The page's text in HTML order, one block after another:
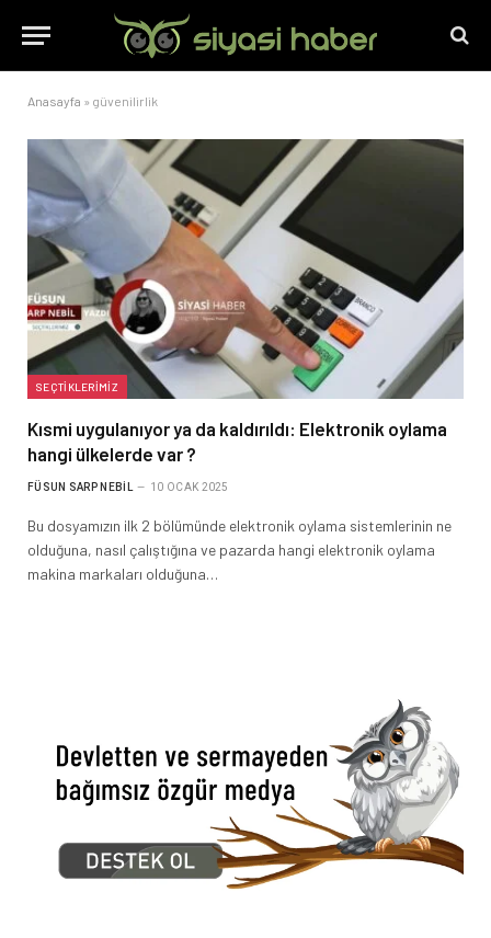
Anasayfa » güvenilirlik
SEÇTIKLERIMIZ
Kısmi uygulanıyor ya da kaldırıldı: Elektronik oylama
hangi ülkelerde var ?
FÜSUN SARP NEBIL 10 OCAK 2025
Bu dosyamızın ilk 2 bölümünde elektronik oylama sistemlerinin ne
olduğuna, nasıl çalıştığına ve pazarda hangi elektronik oylama
makina markaları olduğuna…